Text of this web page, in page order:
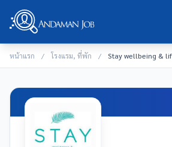
หน้าแรก / โรงแรม, ที่พัก / Stay wellbeing &